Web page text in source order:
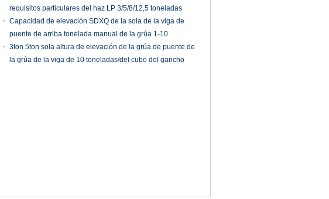
requisitos particulares del haz LP 3/5/8/12,5 toneladas
Capacidad de elevación SDXQ de la sola de la viga de
puente de arriba tonelada manual de la grúa 1-10
3ton 5ton sola altura de elevación de la grúa de puente de
la grúa de la viga de 10 toneladas/del cubo del gancho